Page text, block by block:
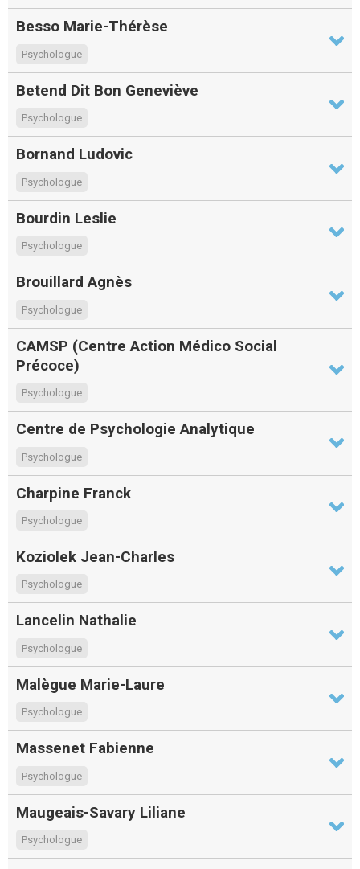
Besso Marie-Thérèse
Psychologue
Betend Dit Bon Geneviève
Psychologue
Bornand Ludovic
Psychologue
Bourdin Leslie
Psychologue
Brouillard Agnès
Psychologue
CAMSP (Centre Action Médico Social
Précoce)
Psychologue
Centre de Psychologie Analytique
Psychologue
Charpine Franck
Psychologue
Koziolek Jean-Charles
Psychologue
Lancelin Nathalie
Psychologue
Malègue Marie-Laure
Psychologue
Massenet Fabienne
Psychologue
Maugeais-Savary Liliane
Psychologue